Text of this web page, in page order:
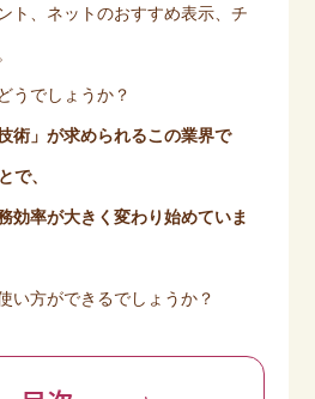
ト、ネットのおすすめ表示、チ
うでしょうか？
術」が求められるこの業界で
で、
効率が大きく変わり始めていま
い方ができるでしょうか？